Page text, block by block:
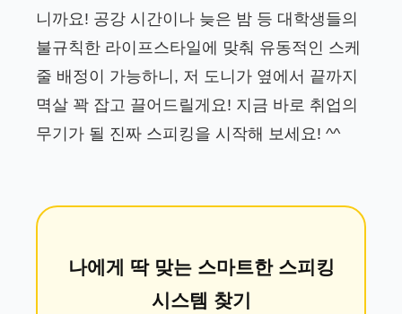
니까요! 공강 시간이나 늦은 밤 등 대학생들의
불규칙한 라이프스타일에 맞춰 유동적인 스케
줄 배정이 가능하니, 저 도니가 옆에서 끝까지
멱살 꽉 잡고 끌어드릴게요! 지금 바로 취업의
무기가 될 진짜 스피킹을 시작해 보세요! ^^
나에게 딱 맞는 스마트한 스피킹
시스템 찾기